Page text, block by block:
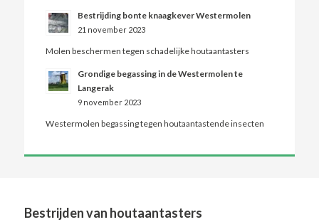
Bestrijding bonte knaagkever Westermolen
21 november 2023
Molen beschermen tegen schadelijke houtaantasters
Grondige begassing in de Westermolen te
Langerak
9 november 2023
Westermolen begassing tegen houtaantastende insecten
Bestrijden van houtaantasters